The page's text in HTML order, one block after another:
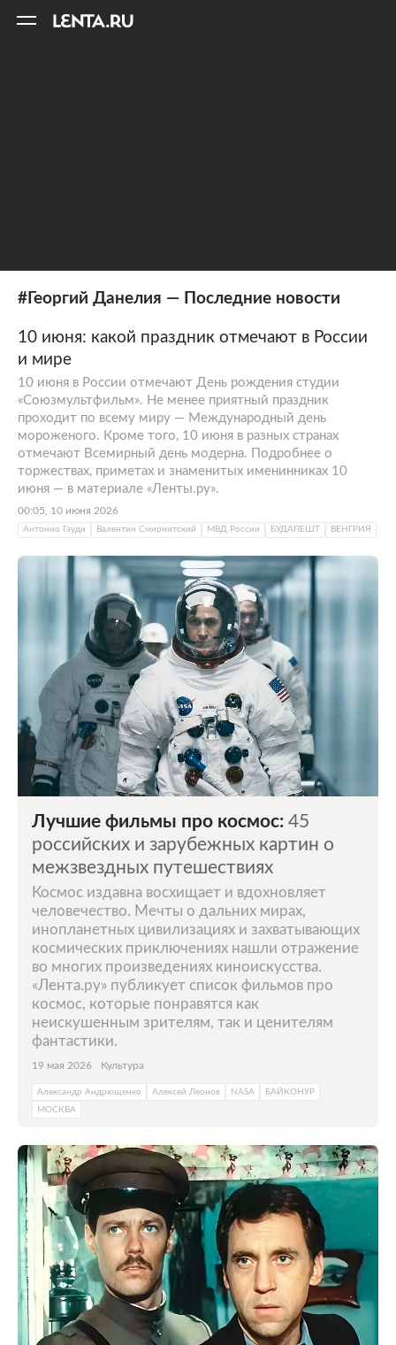
#Георгий Данелия — Последние новости
10 июня: какой праздник отмечают в России
и мире
10 июня в России отмечают День рождения студии
«Союзмультфильм». Не менее приятный праздник
проходит по всему миру — Международный день
мороженого. Кроме того, 10 июня в разных странах
отмечают Всемирный день модерна. Подробнее о
торжествах, приметах и знаменитых именинниках 10
июня — в материале «Ленты.ру».
00:05, 10 июня 2026
Антонио Гауди Валентин Смирнитский МВД России БУДАПЕШТ ВЕНГРИЯ
Лучшие фильмы про космос: 45
российских и зарубежных картин о
межзвездных путешествиях
Космос издавна восхищает и вдохновляет
человечество. Мечты о дальних мирах,
инопланетных цивилизациях и захватывающих
космических приключениях нашли отражение
во многих произведениях киноискусства.
«Лента.ру» публикует список фильмов про
космос, которые понравятся как
неискушенным зрителям, так и ценителям
фантастики.
19 мая 2026 Культура
Александр Андрющенко Алексей Леонов NASA
БАЙКОНУР
МОСКВА